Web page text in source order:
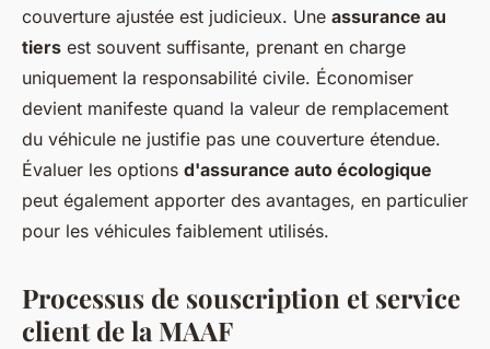
couverture ajustée est judicieux. Une assurance au
tiers est souvent suffisante, prenant en charge
uniquement la responsabilité civile. Économiser
devient manifeste quand la valeur de remplacement
du véhicule ne justifie pas une couverture étendue.
Évaluer les options d'assurance auto écologique
peut également apporter des avantages, en particulier
pour les véhicules faiblement utilisés.
Processus de souscription et service
client de la MAAF